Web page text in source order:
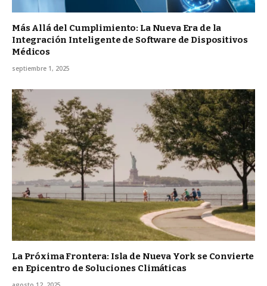
Más Allá del Cumplimiento: La Nueva Era de la
Integración Inteligente de Software de Dispositivos
Médicos
septiembre 1, 2025
La Próxima Frontera: Isla de Nueva York se Convierte
en Epicentro de Soluciones Climáticas